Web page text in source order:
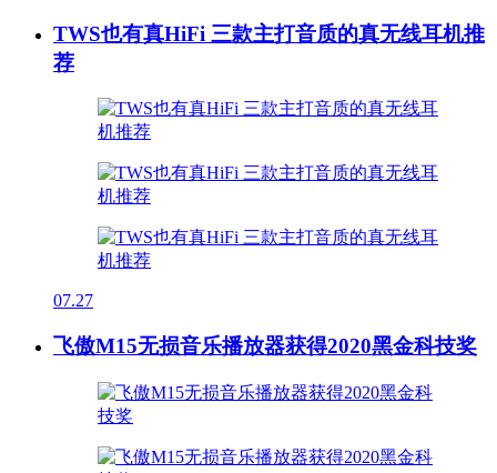
TWS也有真HiFi 三款主打音质的真无线耳机推
荐
07.27
飞傲M15无损音乐播放器获得2020黑金科技奖